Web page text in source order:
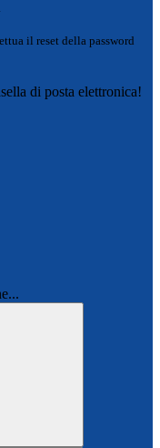
il reset della password
di posta elettronica!